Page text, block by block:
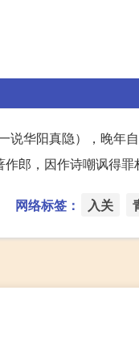
华阳真隐），晚年
郎，因作诗嘲讽得罪
网络标签： 入关